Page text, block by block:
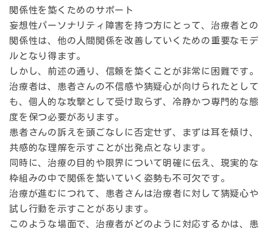
関係性を築くためのサポート
妄想性パーソナリティ障害を持つ方にとって、治療者との
関係性は、他の人間関係を改善していくための重要なモデ
ルとなり得ます。
しかし、前述の通り、信頼を築くことが非常に困難です。
治療者は、患者さんの不信感や猜疑心が向けられたとして
も、個人的な攻撃として受け取らず、冷静かつ専門的な態
度を保つ必要があります。
患者さんの訴えを頭ごなしに否定せず、まずは耳を傾け、
共感的な理解を示すことが出発点となります。
同時に、治療の目的や限界について明確に伝え、現実的な
枠組みの中で関係を築いていく姿勢も不可欠です。
治療が進むにつれて、患者さんは治療者に対して猜疑心や
試し行動を示すことがあります。
このような場面で、治療者がどのように対応するかは、患